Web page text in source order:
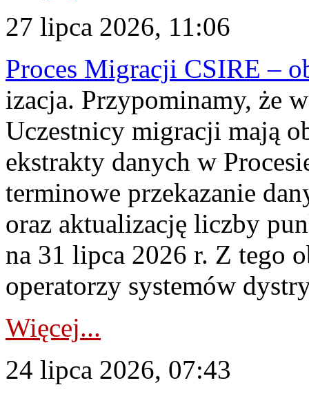
27 lipca 2026, 11:06
Proces Migracji CSIRE –
izacja. Przypominamy, że
Uczestnicy migracji mają
ekstrakty danych w
terminowe przekazanie
oraz aktualizację liczby
na 31 lipca 2026 r. Z tego
operatorzy systemów
Więcej...
24 lipca 2026, 07:43